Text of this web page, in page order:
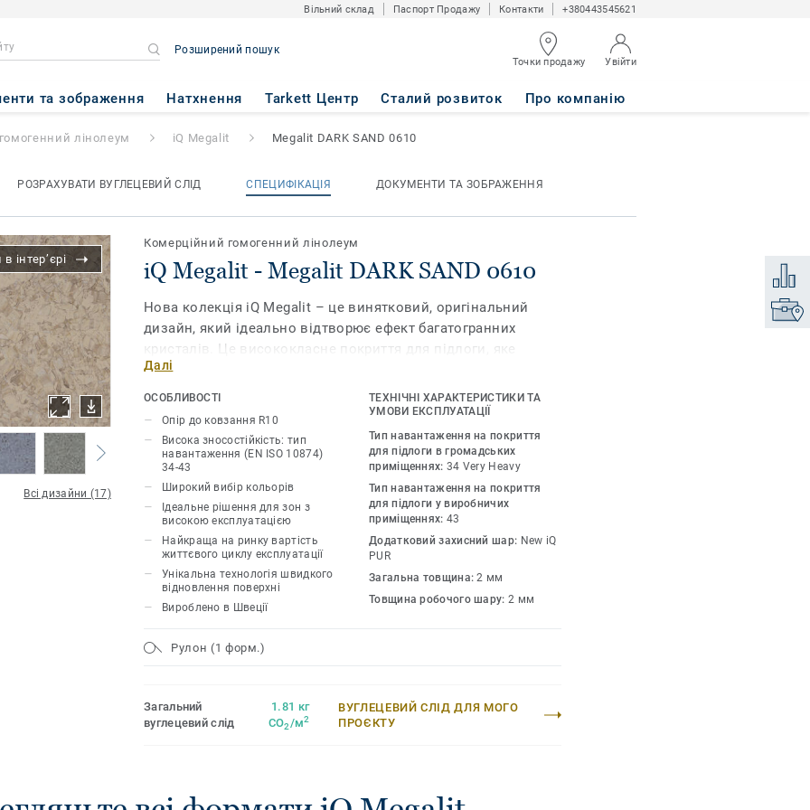
Вільний склад Паспорт Продажу Контакти +380443545621
Розширений пошук
Точки продажу Увійти
та зображення Натхнення Tarkett Центр Сталий розвиток Про компанію
DARK SAND 0610
лінолеум iQ Megalit Megalit DARK SAND 0610
РОЗРАХУВАТИ ВУГЛЕЦЕВИЙ СЛІД СПЕЦИФІКАЦІЯ ДОКУМЕНТИ ТА ЗОБРАЖЕННЯ
інтер’єрі
Всі дизайни (17)
Комерційний гомогенний лінолеум
iQ Megalit - Megalit DARK SAND 0610
Нова колекція іQ Megalit – це винятковий, оригінальний
дизайн, який ідеально відтворює ефект багатогранних
кристалів. Це висококласне покриття для підлоги, яке
додасть стильності та елегантності будь-якому інтер'єру.
Наразі іQ Megalit випускається з новим захисним лаком іQ
PUR останнього покоління.
Далі
ОСОБЛИВОСТІ
Опір до ковзання R10
Висока зносостійкість: тип
навантаження (EN ISO 10874)
34-43
Широкий вибір кольорів
Ідеальне рішення для зон з
високою експлуатацією
Найкраща на ринку вартість
життєвого циклу експлуатації
Унікальна технологія швидкого
відновлення поверхні
Вироблено в Швеції
ТЕХНІЧНІ ХАРАКТЕРИСТИКИ ТА
УМОВИ ЕКСПЛУАТАЦІЇ
Тип навантаження на покриття
для підлоги в громадських
приміщеннях: 34 Very Heavy
Тип навантаження на покриття
для підлоги у виробничих
приміщеннях: 43
Додатковий захисний шар: New iQ
PUR
Загальна товщина:2 мм
Товщина робочого шару: 2 мм
Рулон (1 форм.)
Загальний
вуглецевий слід
1.81 кг
CO2/м2
ВУГЛЕЦЕВИЙ СЛІД ДЛЯ МОГО
ПРОЄКТУ